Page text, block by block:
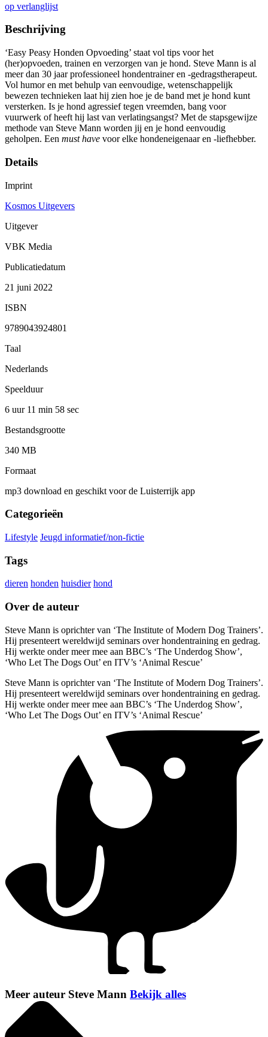
op verlanglijst
Beschrijving
‘Easy Peasy Honden Opvoeding’ staat vol tips voor het
(her)opvoeden, trainen en verzorgen van je hond. Steve Mann is al
meer dan 30 jaar professioneel hondentrainer en -gedragstherapeut.
Vol humor en met behulp van eenvoudige, wetenschappelijk
bewezen technieken laat hij zien hoe je de band met je hond kunt
versterken. Is je hond agressief tegen vreemden, bang voor
vuurwerk of heeft hij last van verlatingsangst? Met de stapsgewijze
methode van Steve Mann worden jij en je hond eenvoudig
geholpen. Een must have voor elke hondeneigenaar en -liefhebber.
Details
Imprint
Kosmos Uitgevers
Uitgever
VBK Media
Publicatiedatum
21 juni 2022
ISBN
9789043924801
Taal
Nederlands
Speelduur
6 uur 11 min 58 sec
Bestandsgrootte
340 MB
Formaat
mp3 download en geschikt voor de Luisterrijk app
Categorieën
Lifestyle Jeugd informatief/non-fictie
Tags
dieren honden huisdier hond
Over de auteur
Steve Mann is oprichter van ‘The Institute of Modern Dog Trainers’.
Hij presenteert wereldwijd seminars over hondentraining en gedrag.
Hij werkte onder meer mee aan BBC’s ‘The Underdog Show’,
‘Who Let The Dogs Out’ en ITV’s ‘Animal Rescue’
Steve Mann is oprichter van ‘The Institute of Modern Dog Trainers’.
Hij presenteert wereldwijd seminars over hondentraining en gedrag.
Hij werkte onder meer mee aan BBC’s ‘The Underdog Show’,
‘Who Let The Dogs Out’ en ITV’s ‘Animal Rescue’
Meer auteur Steve Mann Bekijk alles